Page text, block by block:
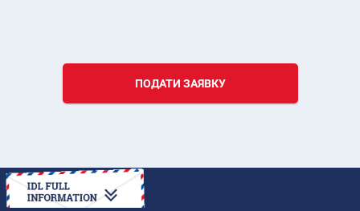
ПОДАТИ ЗАЯВКУ
ЯК